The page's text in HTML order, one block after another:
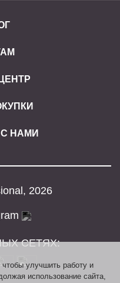
НАМИ
2026
СЕТЯХ:
улучшить работу и
использование сайта,